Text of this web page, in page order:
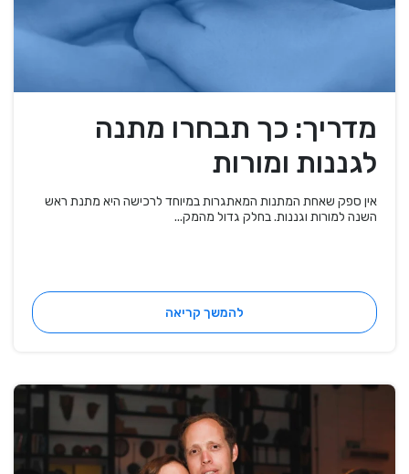
מדריך: כך תבחרו מתנה
לגננות ומורות
אין ספק שאחת המתנות המאתגרות במיוחד לרכישה היא מתנת ראש
השנה למורות וגננות. בחלק גדול מהמק...
להמשך קריאה